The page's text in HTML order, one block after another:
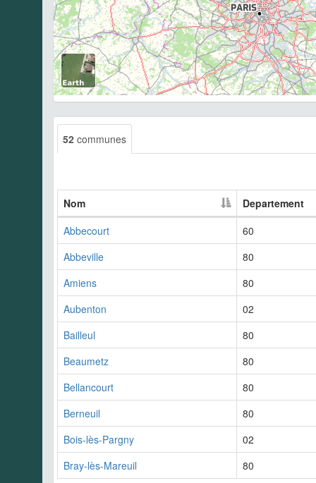
52 communes
Nom
Departement
Abbecourt
60
Abbeville
80
Amiens
80
Aubenton
02
Bailleul
80
Beaumetz
80
Bellancourt
80
Berneuil
80
Bois-lès-Pargny
02
Bray-lès-Mareuil
80